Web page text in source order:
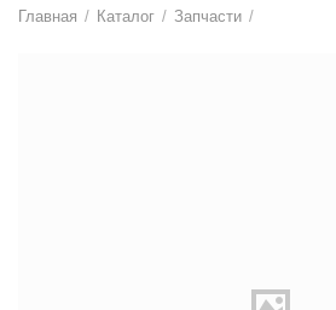
Главная / Каталог / Запчасти /